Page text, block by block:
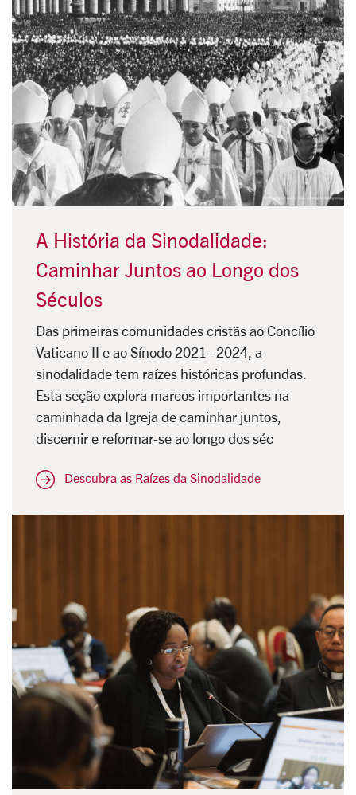
A História da Sinodalidade:
Caminhar Juntos ao Longo dos
Séculos
Das primeiras comunidades cristãs ao Concílio
Vaticano II e ao Sínodo 2021–2024, a
sinodalidade tem raízes históricas profundas.
Esta seção explora marcos importantes na
caminhada da Igreja de caminhar juntos,
discernir e reformar-se ao longo dos séc
Descubra as Raízes da Sinodalidade